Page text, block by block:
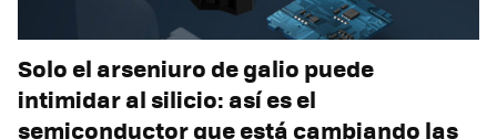
Solo el arseniuro de galio puede
intimidar al silicio: así es el
semiconductor que está cambiando las